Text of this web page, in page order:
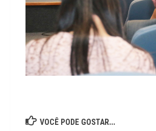
VOCÊ PODE GOSTAR...